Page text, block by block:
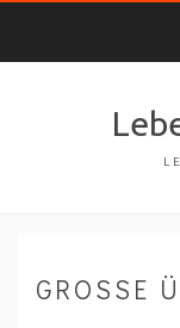
GROSSE